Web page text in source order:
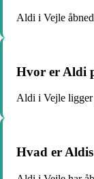
Aldi i Vejle
Hvor er Aldi
Aldi i Vejle ligger
Hvad er